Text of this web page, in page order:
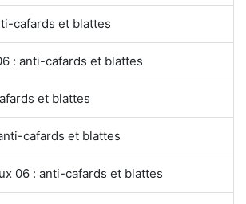
cafards et blattes
: anti-cafards et blattes
et blattes
cafards et blattes
06 : anti-cafards et blattes